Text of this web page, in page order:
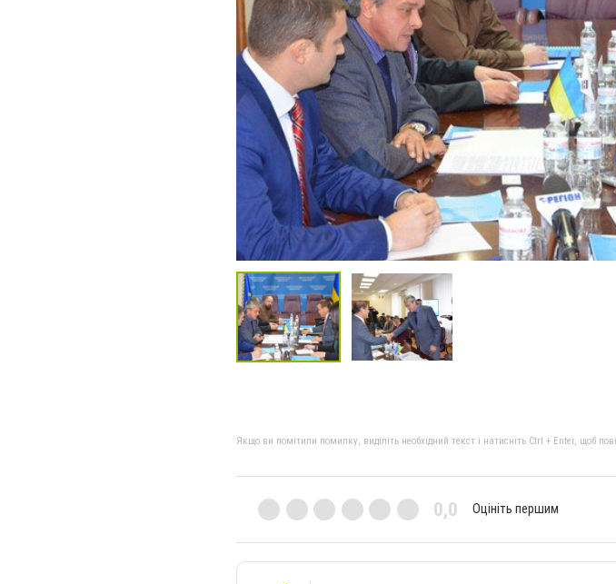
Якщо ви помітили помилку, виділіть необхідний текст і натисніть Ctrl + Enter, щоб
0,0 Оцініть першим